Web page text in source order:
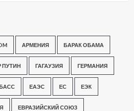
АРМЕНИЯ БАРАК ОБАМА
ПУТИН ГАГАУЗИЯ ГЕРМАНИЯ
ЕАЭС ЕС ЕЭК
ЕВРАЗИЙСКИЙ СОЮЗ